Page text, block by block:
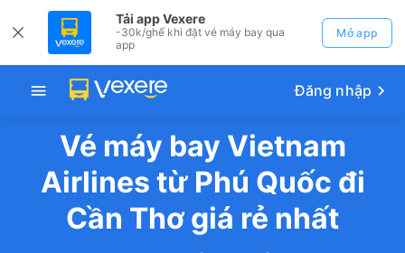
Tải app Vexere
-30k/ghế khi đặt vé máy bay qua
app
Mở app
Đăng nhập
Vé máy bay Vietnam
Airlines từ Phú Quốc đi
Cần Thơ giá rẻ nhất